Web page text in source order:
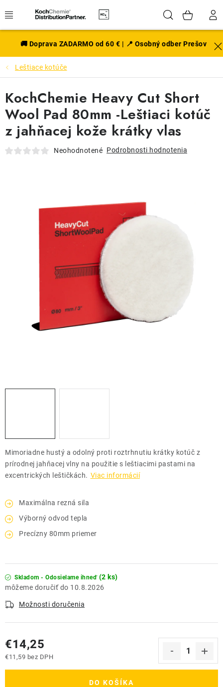
na
Hľadať
EXTERIÉR
DISKY A PNEU
INTERIÉR
PRÍSLUŠENSTVO
VÔNE DO AUTA
THE FINISHER
ČISTENIE A ÚDRŽBA LODÍ
🚚 Doprava ZADARMO od 60 € | 📍 Osobný odber Prešov
Leštiace kotúče
Mimoriadne hustý a odolný proti roztrhnutiu krátky kotúč z
prírodnej jahňacej vlny na použitie s leštiacimi pastami na
excentrických leštičkách. Viac informácií
Maximálna rezná sila
Výborný odvod tepla
Precízny 80mm priemer
Skladom - Odosielame ihneď (2 ks)
10.8.2026
Možnosti doručenia
€14,25
€11,59 bez DPH
DO KOŠÍKA
KochChemie Heavy Cut Short
Wool Pad 80mm -Leštiaci kotúč
z jahňacej kože krátky vlas
Neohodnotené Podrobnosti hodnotenia